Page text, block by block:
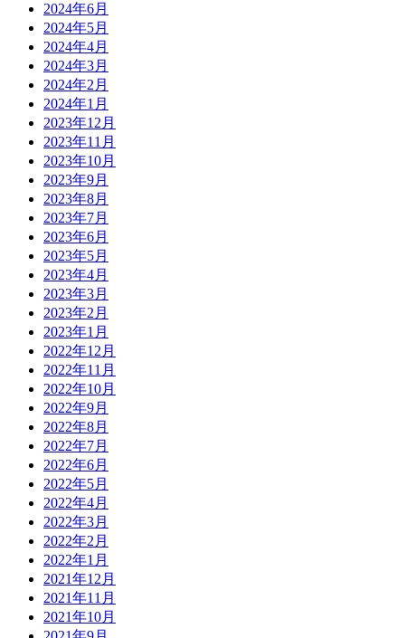
2024年6月
2024年5月
2024年4月
2024年3月
2024年2月
2024年1月
2023年12月
2023年11月
2023年10月
2023年9月
2023年8月
2023年7月
2023年6月
2023年5月
2023年4月
2023年3月
2023年2月
2023年1月
2022年12月
2022年11月
2022年10月
2022年9月
2022年8月
2022年7月
2022年6月
2022年5月
2022年4月
2022年3月
2022年2月
2022年1月
2021年12月
2021年11月
2021年10月